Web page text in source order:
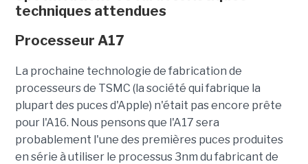
techniques attendues
Processeur A17
La prochaine technologie de fabrication de
processeurs de TSMC (la société qui fabrique la
plupart des puces d'Apple) n'était pas encore prête
pour l'A16. Nous pensons que l'A17 sera
probablement l'une des premières puces produites
en série à utiliser le processus 3nm du fabricant de